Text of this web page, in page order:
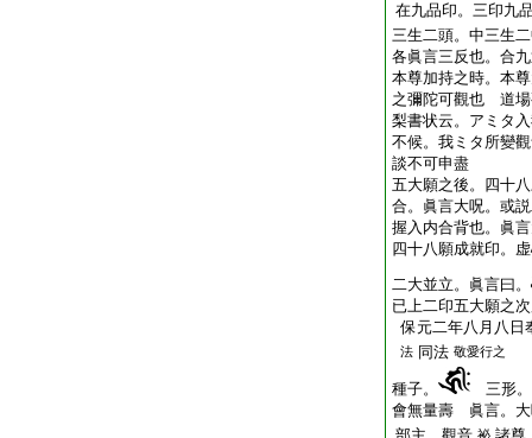
在九品印。三印九
三生二頭。中三生
各眞言三反也。合
本尊加持之時。本
之彌陀可觀也 道
梨書状云。アミタ
不候。我ミタ所變
談不可申盡
五大願之後。四十
合。眞言大呪。或
握入内合背也。眞
四十八願成就印。
二大並立。眞言曰。
已上二印五大願之
保元二年八月八
法 同法 敬愛行之
種子。
三形
會無量壽 眞言。大
祕